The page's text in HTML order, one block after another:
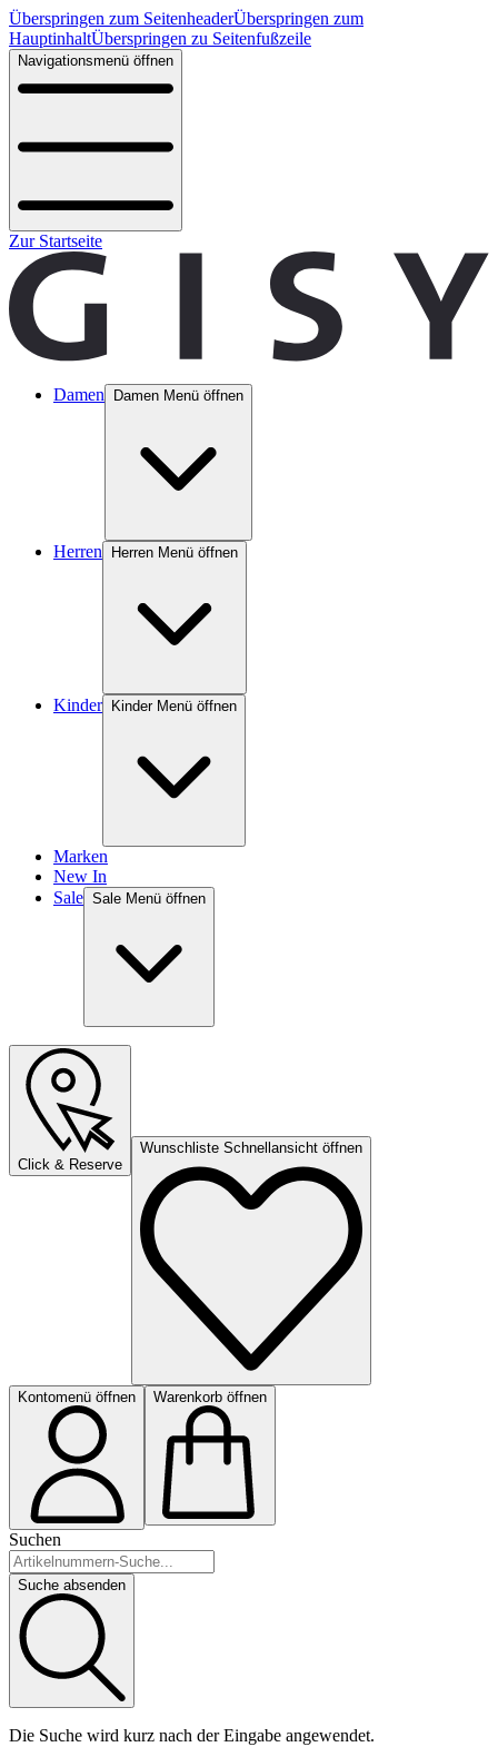
Überspringen zum SeitenheaderÜberspringen zum
HauptinhaltÜberspringen zu Seitenfußzeile
Navigationsmenü öffnen
Zur Startseite
Damen Damen Menü öffnen
Herren Herren Menü öffnen
Kinder Kinder Menü öffnen
Marken
New In
Sale Sale Menü öffnen
Click & Reserve
Wunschliste Schnellansicht öffnen
Kontomenü öffnen Warenkorb öffnen
Suchen
Suche absenden
Die Suche wird kurz nach der Eingabe angewendet.